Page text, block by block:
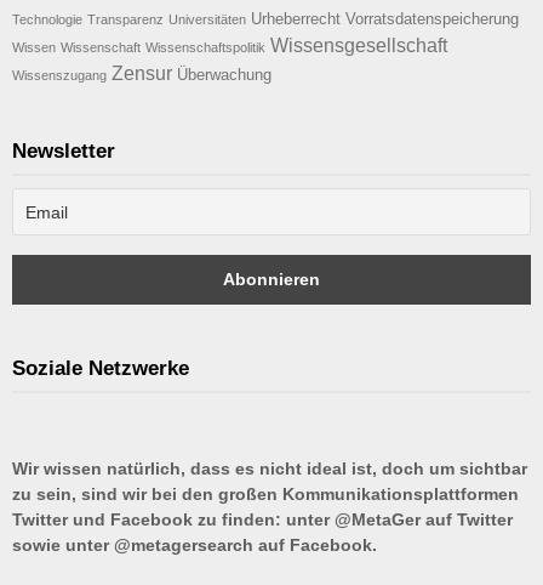
Technologie Transparenz Universitäten Urheberrecht Vorratsdatenspeicherung
Wissen Wissenschaft Wissenschaftspolitik Wissensgesellschaft
Wissenszugang Zensur Überwachung
Newsletter
Soziale Netzwerke
Wir wissen natürlich, dass es nicht ideal ist, doch um sichtbar
zu sein, sind wir bei den großen Kommunikationsplattformen
Twitter und Facebook zu finden: unter @MetaGer auf Twitter
sowie unter @metagersearch auf Facebook.